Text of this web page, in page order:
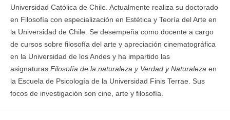
Universidad Católica de Chile. Actualmente realiza su doctorado
en Filosofía con especialización en Estética y Teoría del Arte en
la Universidad de Chile. Se desempeña como docente a cargo
de cursos sobre filosofía del arte y apreciación cinematográfica
en la Universidad de los Andes y ha impartido las
asignaturas Filosofía de la naturaleza y Verdad y Naturaleza en
la Escuela de Psicología de la Universidad Finis Terrae. Sus
focos de investigación son cine, arte y filosofía.